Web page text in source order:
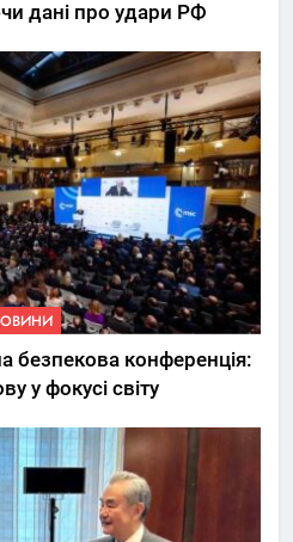
дані про удари РФ
безпекова конференція:
у фокусі світу